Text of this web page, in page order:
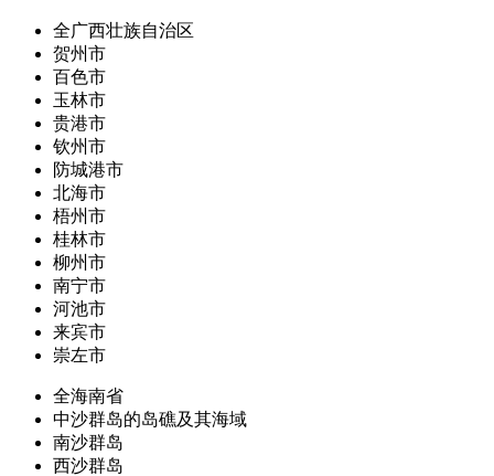
全广西壮族自治区
贺州市
百色市
玉林市
贵港市
钦州市
防城港市
北海市
梧州市
桂林市
柳州市
南宁市
河池市
来宾市
崇左市
全海南省
中沙群岛的岛礁及其海域
南沙群岛
西沙群岛